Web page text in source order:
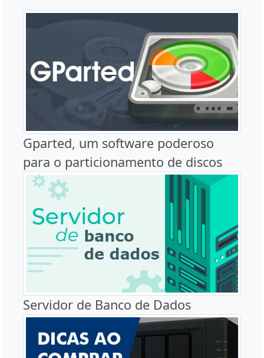
Gparted, um software poderoso
para o particionamento de discos
Servidor de Banco de Dados